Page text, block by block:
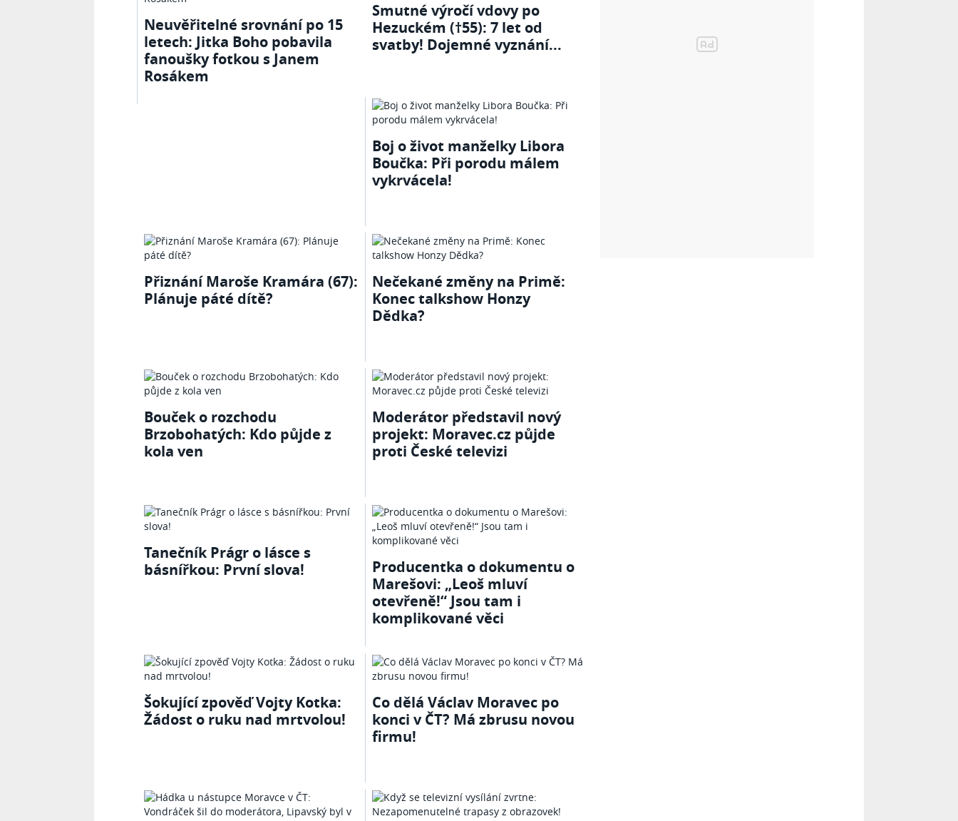
Neuvěřitelné srovnání po 15
letech: Jitka Boho pobavila
fanoušky fotkou s Janem
Rosákem
Smutné výročí vdovy po
Hezuckém (†55): 7 let od
svatby! Dojemné vyznání...
Boj o život manželky Libora
Boučka: Při porodu málem
vykrvácela!
Přiznání Maroše Kramára (67):
Plánuje páté dítě?
Nečekané změny na Primě:
Konec talkshow Honzy
Dědka?
Bouček o rozchodu
Brzobohatých: Kdo půjde z
kola ven
Moderátor představil nový
projekt: Moravec.cz půjde
proti České televizi
Tanečník Prágr o lásce s
básnířkou: První slova!
Producentka o dokumentu o
Marešovi: „Leoš mluví
otevřeně!“ Jsou tam i
komplikované věci
Šokující zpověď Vojty Kotka:
Žádost o ruku nad mrtvolou!
Co dělá Václav Moravec po
konci v ČT? Má zbrusu novou
firmu!